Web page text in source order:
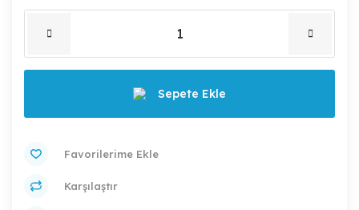
Sepete Ekle
Karşılaştır